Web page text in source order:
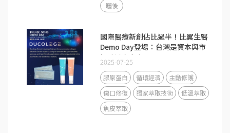
曬後
國際醫療新創佔比過半！比翼生醫
Demo Day登場：台灣是資本與市
場驗證交會處
2025-07-25
膠原蛋白 循環經濟
主動修護
傷口修復
獨家萃取技術
低溫萃取
魚皮萃取